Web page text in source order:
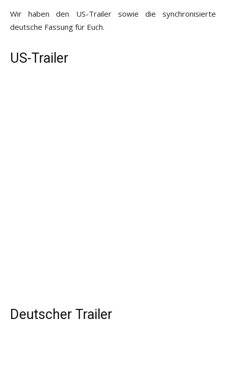
Wir haben den US-Trailer sowie die synchronisierte
deutsche Fassung für Euch.
US-Trailer
Deutscher Trailer